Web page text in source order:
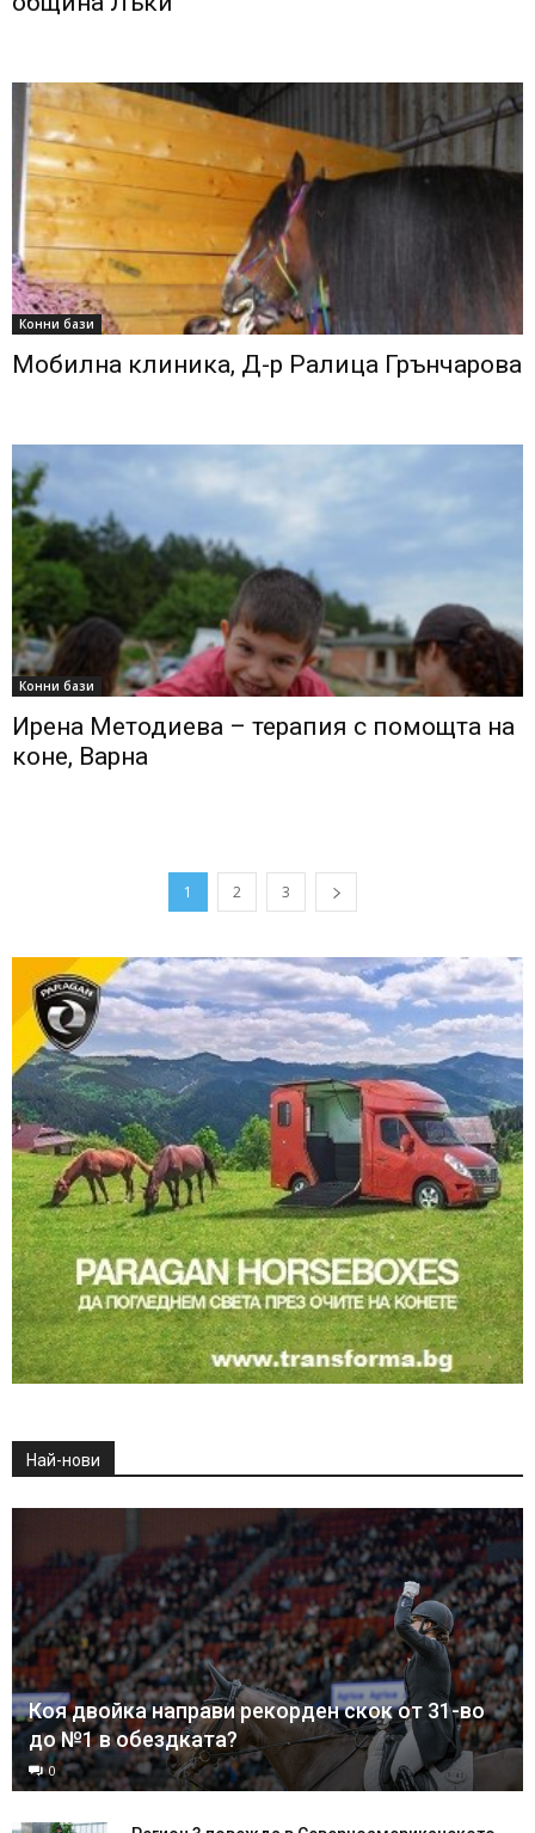
Конни бази
Мобилна клиника, Д-р Ралица Грънчарова
Конни бази
Ирена Методиева – терапия с помощта на
коне, Варна
1 2 3
Най-нови
Коя двойка направи рекорден скок от 31-во
до №1 в обездката?
0